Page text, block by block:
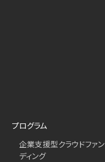
プログラム
企業支援型クラウドファン
ディング